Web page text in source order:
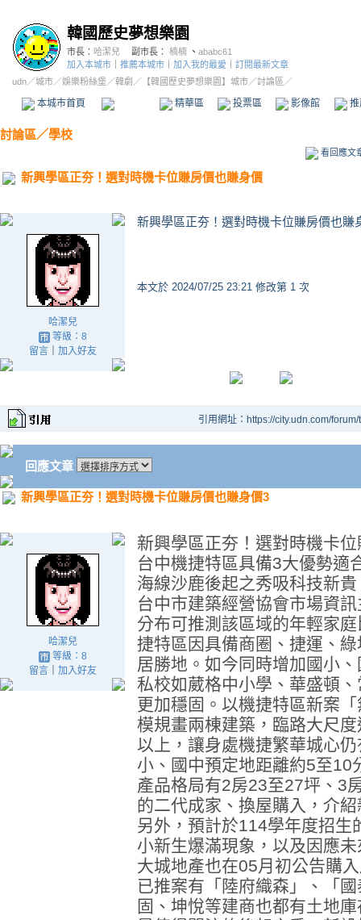
韓國歷史夢想樂園
市長： 哈潔兒 副市長： 楠楠 、 ababc61
加入本城市
推薦本城市 加入我的最愛
訂閱最新文章
udn／城市／娛樂粉絲堡 ／韓劇 ／ 【韓國歷史夢想樂園】城市／討論區／
本城市首頁 精華區 投票區 影像館
討論區／學校
看回應文
新興學區正夯！選對時機卡位賺房價也賺身價
哈潔兒
等級：8
留言｜ 加入好友
新興學區正夯！選對時機卡位賺房價也賺
本文於 2024/07/25 23:21 修改第 1 次
引用網址：https://city.udn.com/
回應文章
新興學區正夯！選對時機卡位賺房價也賺身價3
哈潔兒
等級：8
留言｜ 加入好友
新興學區正夯！選對時機卡
台中機捷特區具備3大優勢適
海線沙鹿後起之秀吸科技新貴
台中市建築經營協會市場資
分布可推測該區域的年輕家
捷特區因具備商圈、捷運、
居勝地。如今同時增加國小
私校如葳格中小學、華盛頓
更加穩固。以機捷特區新案
模規畫兩棟建築，臨路大尺
以上，讓身處機捷繁華城心
小、國中預定地距離約5至10
產品格局有2房23至27坪、3
的二代成家、換屋購入，介
另外，預計於114學年度招生
小新生爆滿現象，以及因應
大城地產也在05月初公告購
已推案有「陸府織森」、「
固、坤悅等建商也都有土地